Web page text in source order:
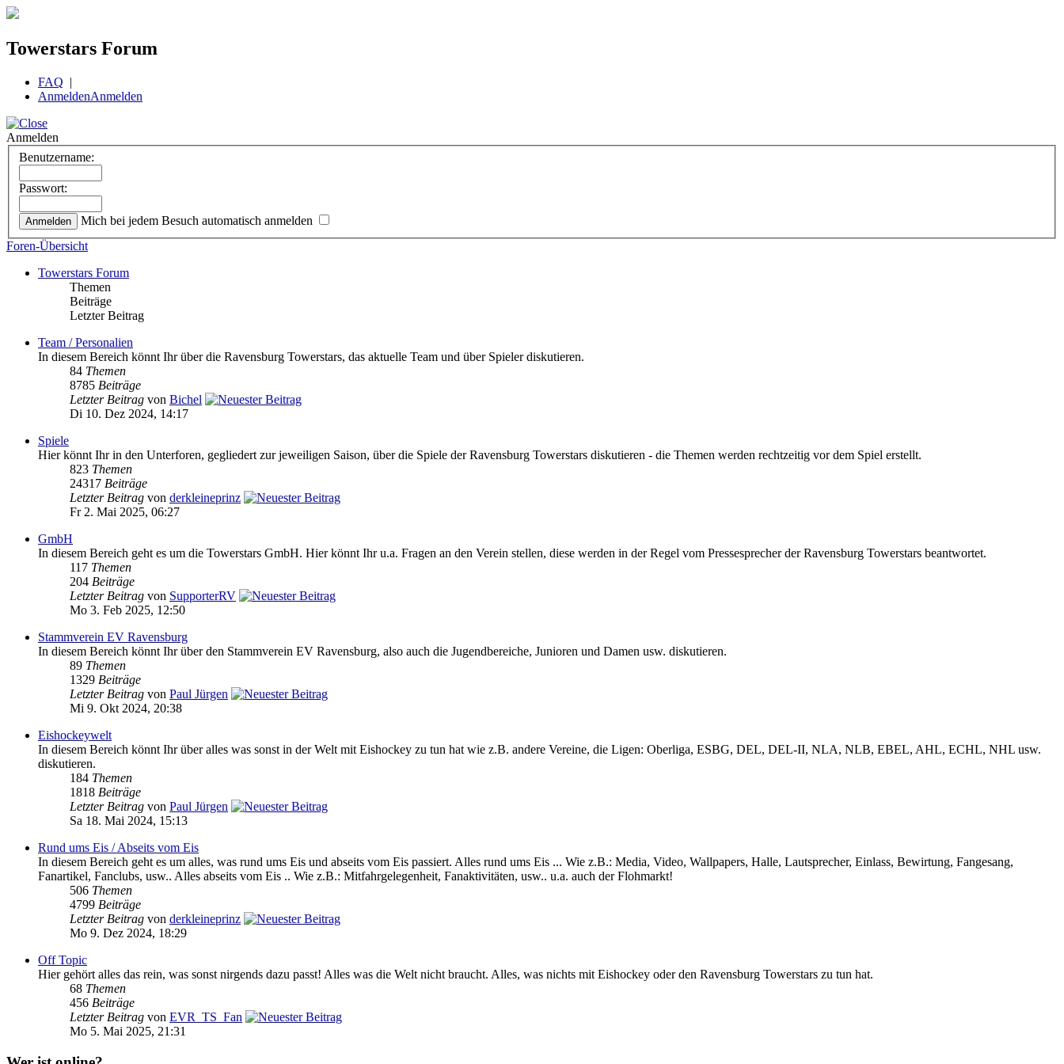
Towerstars Forum
FAQ |
AnmeldenAnmelden
Anmelden
Benutzername:
Passwort:
Mich bei jedem Besuch automatisch anmelden
Foren-Übersicht
Towerstars Forum
Themen
Beiträge
Letzter Beitrag
Team / Personalien
In diesem Bereich könnt Ihr über die Ravensburg Towerstars, das aktuelle Team und über Spieler diskutieren.
84 Themen
8785 Beiträge
Letzter Beitrag von Bichel
Di 10. Dez 2024, 14:17
Spiele
Hier könnt Ihr in den Unterforen, gegliedert zur jeweiligen Saison, über die Spiele der Ravensburg Towerstars diskutieren - die Themen werden rechtzeitig vor dem Spiel erstellt.
823 Themen
24317 Beiträge
Letzter Beitrag von derkleineprinz
Fr 2. Mai 2025, 06:27
GmbH
In diesem Bereich geht es um die Towerstars GmbH. Hier könnt Ihr u.a. Fragen an den Verein stellen, diese werden in der Regel vom Pressesprecher der Ravensburg Towerstars beantwortet.
117 Themen
204 Beiträge
Letzter Beitrag von SupporterRV
Mo 3. Feb 2025, 12:50
Stammverein EV Ravensburg
In diesem Bereich könnt Ihr über den Stammverein EV Ravensburg, also auch die Jugendbereiche, Junioren und Damen usw. diskutieren.
89 Themen
1329 Beiträge
Letzter Beitrag von Paul Jürgen
Mi 9. Okt 2024, 20:38
Eishockeywelt
In diesem Bereich könnt Ihr über alles was sonst in der Welt mit Eishockey zu tun hat wie z.B. andere Vereine, die Ligen: Oberliga, ESBG, DEL, DEL-II, NLA, NLB, EBEL, AHL, ECHL, NHL usw.
diskutieren.
184 Themen
1818 Beiträge
Letzter Beitrag von Paul Jürgen
Sa 18. Mai 2024, 15:13
Rund ums Eis / Abseits vom Eis
In diesem Bereich geht es um alles, was rund ums Eis und abseits vom Eis passiert. Alles rund ums Eis ... Wie z.B.: Media, Video, Wallpapers, Halle, Lautsprecher, Einlass, Bewirtung, Fangesang,
Fanartikel, Fanclubs, usw.. Alles abseits vom Eis .. Wie z.B.: Mitfahrgelegenheit, Fanaktivitäten, usw.. u.a. auch der Flohmarkt!
506 Themen
4799 Beiträge
Letzter Beitrag von derkleineprinz
Mo 9. Dez 2024, 18:29
Off Topic
Hier gehört alles das rein, was sonst nirgends dazu passt! Alles was die Welt nicht braucht. Alles, was nichts mit Eishockey oder den Ravensburg Towerstars zu tun hat.
68 Themen
456 Beiträge
Letzter Beitrag von EVR_TS_Fan
Mo 5. Mai 2025, 21:31